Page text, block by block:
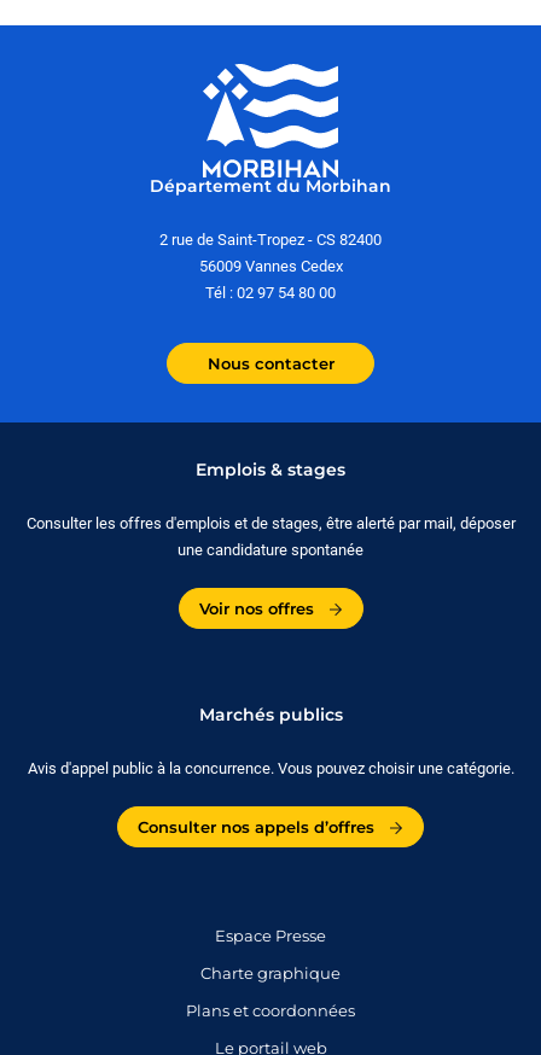
Département du Morbihan
2 rue de Saint-Tropez - CS 82400
56009 Vannes Cedex
Tél : 02 97 54 80 00
Nous contacter
Emplois & stages
Consulter les offres d'emplois et de stages, être alerté par mail, déposer
une candidature spontanée
Voir nos offres
Marchés publics
Avis d'appel public à la concurrence. Vous pouvez choisir une catégorie.
Consulter nos appels d’offres
Espace Presse
Charte graphique
Plans et coordonnées
Le portail web